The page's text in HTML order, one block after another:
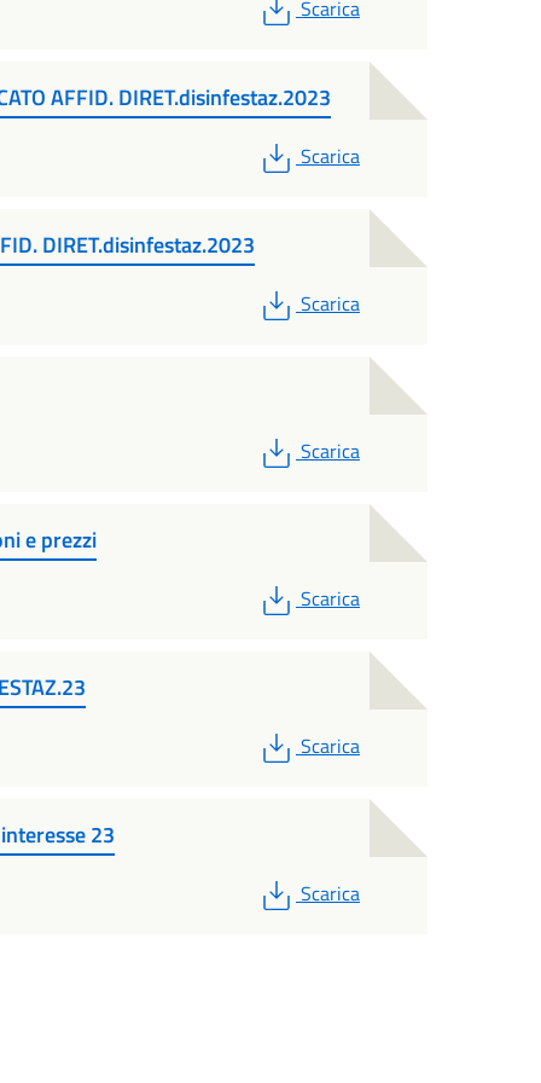
Scarica
AFFID. DIRET.disinfestaz.2023
PDF
Scarica
DIRET.disinfestaz.2023
PDF
Scarica
PDF
Scarica
e prezzi
PDF
Scarica
PDF
Scarica
23
PDF
Scarica